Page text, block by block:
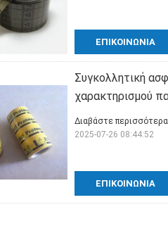
ΕΠΙΚΟΙΝΩΝΊΑ
Συγκολλητική
χαρακτηρισμού
ΕΠΙΚΟΙΝΩΝΊΑ
Διαβάστε περισσότερα
2025-07-26 08:44:52